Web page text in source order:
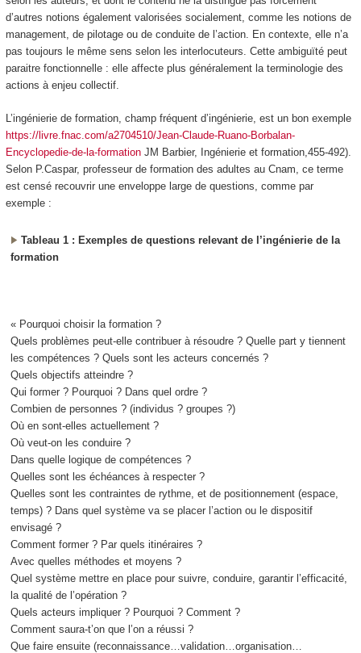
d’autres notions également valorisées socialement, comme les notions de
management, de pilotage ou de conduite de l’action. En contexte, elle n’a
pas toujours le même sens selon les interlocuteurs. Cette ambiguïté peut
paraitre fonctionnelle : elle affecte plus généralement la terminologie des
actions à enjeu collectif.
L’ingénierie de formation, champ fréquent d’ingénierie, est un bon exemple
https://livre.fnac.com/a2704510/Jean-Claude-Ruano-Borbalan-
Encyclopedie-de-la-formationJM Barbier, Ingénierie et formation,455-492).
Selon P.Caspar, professeur de formation des adultes au Cnam, ce terme
est censé recouvrir une enveloppe large de questions, comme par
exemple :
Tableau 1 : Exemples de questions relevant de l’ingénierie de la
formation
« Pourquoi choisir la formation ?
Quels problèmes peut-elle contribuer à résoudre ? Quelle part y tiennent
les compétences ? Quels sont les acteurs concernés ?
Quels objectifs atteindre ?
Qui former ? Pourquoi ? Dans quel ordre ?
Combien de personnes ? (individus ? groupes ?)
Où en sont-elles actuellement ?
Où veut-on les conduire ?
Dans quelle logique de compétences ?
Quelles sont les échéances à respecter ?
Quelles sont les contraintes de rythme, et de positionnement (espace,
temps) ? Dans quel système va se placer l’action ou le dispositif
envisagé ?
Comment former ? Par quels itinéraires ?
Avec quelles méthodes et moyens ?
Quel système mettre en place pour suivre, conduire, garantir l’efficacité,
la qualité de l’opération ?
Quels acteurs impliquer ? Pourquoi ? Comment ?
Comment saura-t’on que l’on a réussi ?
Que faire ensuite (reconnaissance…validation…organisation…